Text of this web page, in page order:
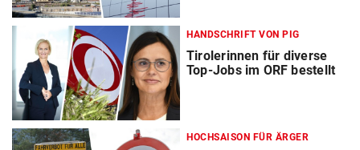
HANDSCHRIFT VON PIG
Tirolerinnen für diverse
Top-Jobs im ORF bestellt
HOCHSAISON FÜR ÄRGER